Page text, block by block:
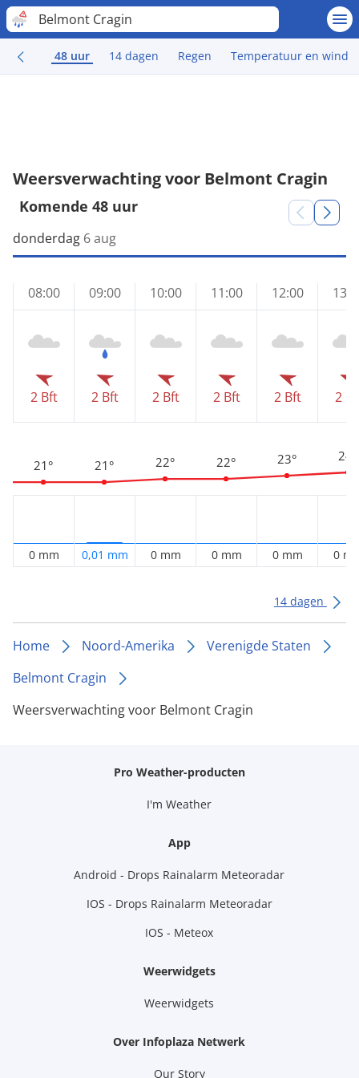
Belmont Cragin
48 uur 14 dagen Regen Temperatuur en wind
Weersverwachting voor Belmont Cragin
Komende 48 uur
donderdag 6 aug
08:00
2 Bft
21°
0 mm
09:00
2 Bft
21°
0,01 mm
10:00
2 Bft
22°
0 mm
11:00
2 Bft
22°
0 mm
12:00
2 Bft
23°
0 mm
2
24°
0
14 dagen
Home Noord-Amerika
Verenigde Staten
Belmont Cragin
Weersverwachting voor Belmont Cragin
Pro Weather-producten
I'm Weather
App
Android - Drops Rainalarm Meteoradar
IOS - Drops Rainalarm Meteoradar
IOS - Meteox
Weerwidgets
Weerwidgets
Over Infoplaza Netwerk
Our Story